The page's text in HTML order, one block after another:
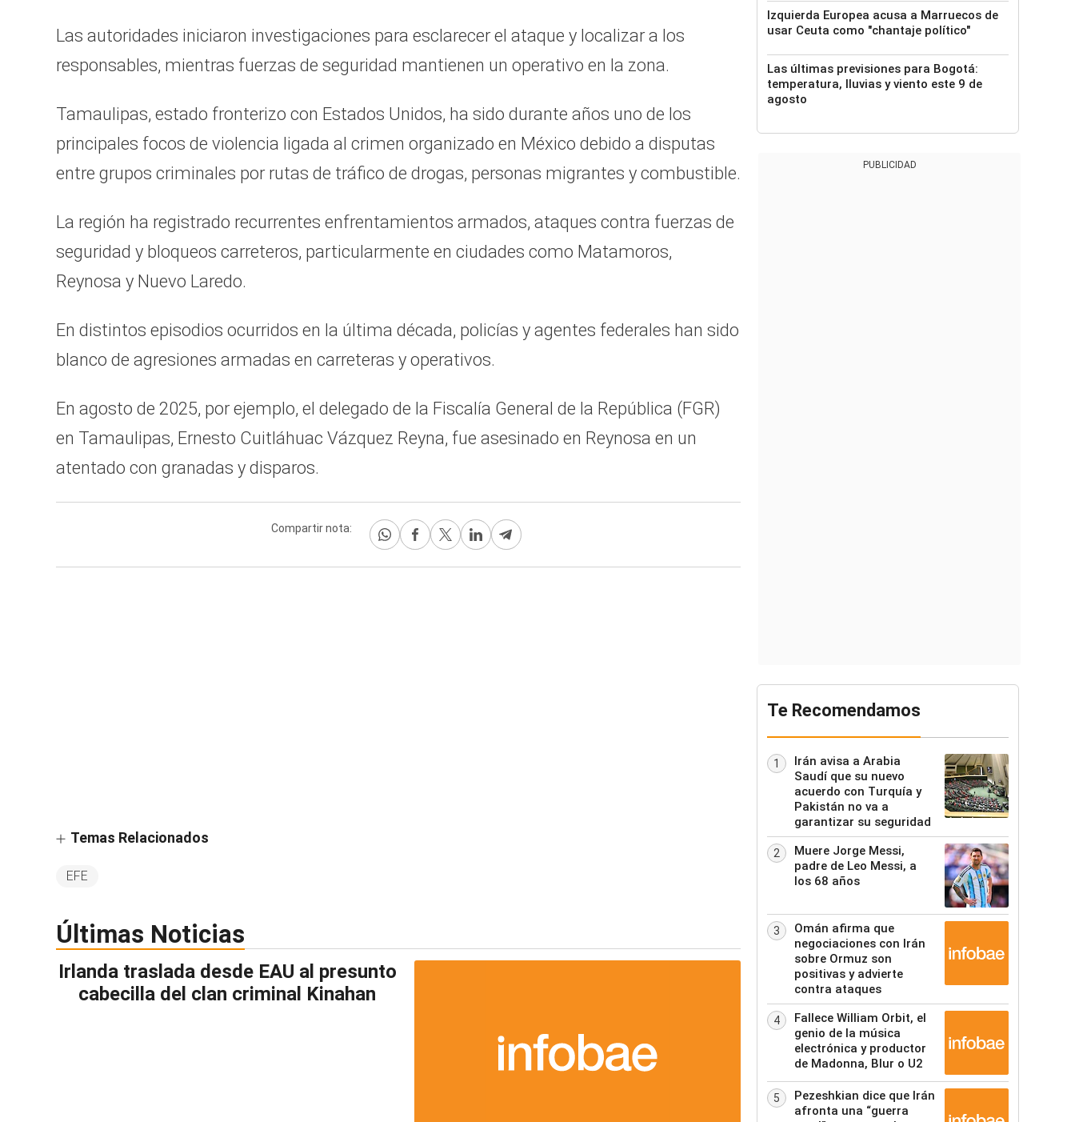
Las autoridades iniciaron investigaciones para esclarecer el ataque y localizar a los
responsables, mientras fuerzas de seguridad mantienen un operativo en la zona.
Tamaulipas, estado fronterizo con Estados Unidos, ha sido durante años uno de los
principales focos de violencia ligada al crimen organizado en México debido a disputas
entre grupos criminales por rutas de tráfico de drogas, personas migrantes y combustible.
La región ha registrado recurrentes enfrentamientos armados, ataques contra fuerzas de
seguridad y bloqueos carreteros, particularmente en ciudades como Matamoros,
Reynosa y Nuevo Laredo.
En distintos episodios ocurridos en la última década, policías y agentes federales han sido
blanco de agresiones armadas en carreteras y operativos.
En agosto de 2025, por ejemplo, el delegado de la Fiscalía General de la República (FGR)
en Tamaulipas, Ernesto Cuitláhuac Vázquez Reyna, fue asesinado en Reynosa en un
atentado con granadas y disparos.
Compartir nota:
Temas Relacionados
EFE
Últimas Noticias
Irlanda traslada desde EAU al presunto
cabecilla del clan criminal Kinahan
Izquierda Europea acusa a Marruecos de
usar Ceuta como "chantaje político"
Las últimas previsiones para Bogotá:
temperatura, lluvias y viento este 9 de
agosto
PUBLICIDAD
Te Recomendamos
1
Irán avisa a Arabia
Saudí que su nuevo
acuerdo con Turquía y
Pakistán no va a
garantizar su seguridad
2
Muere Jorge Messi,
padre de Leo Messi, a
los 68 años
3
Omán afirma que
negociaciones con Irán
sobre Ormuz son
positivas y advierte
contra ataques
4
Fallece William Orbit, el
genio de la música
electrónica y productor
de Madonna, Blur o U2
5
Pezeshkian dice que Irán
afronta una “guerra